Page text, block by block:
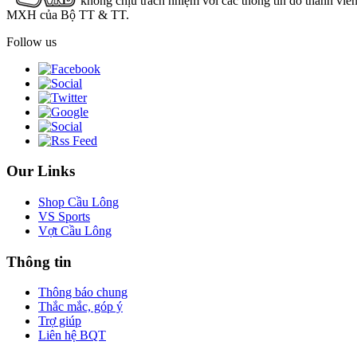
MXH của Bộ TT & TT.
Follow us
Our Links
Shop Cầu Lông
VS Sports
Vợt Cầu Lông
Thông tin
Thông báo chung
Thắc mắc, góp ý
Trợ giúp
Liên hệ BQT